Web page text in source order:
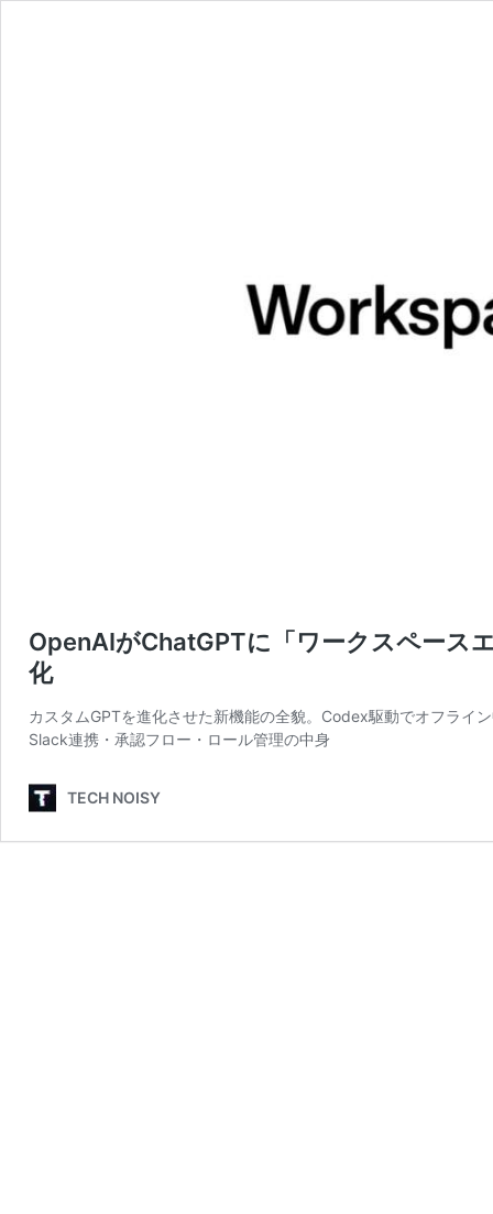
OpenAIがChatGPTに「ワークスペース
化
カスタムGPTを進化させた新機能の全貌。Codex駆動でオフラ
Slack連携・承認フロー・ロール管理の中身
TECH NOISY